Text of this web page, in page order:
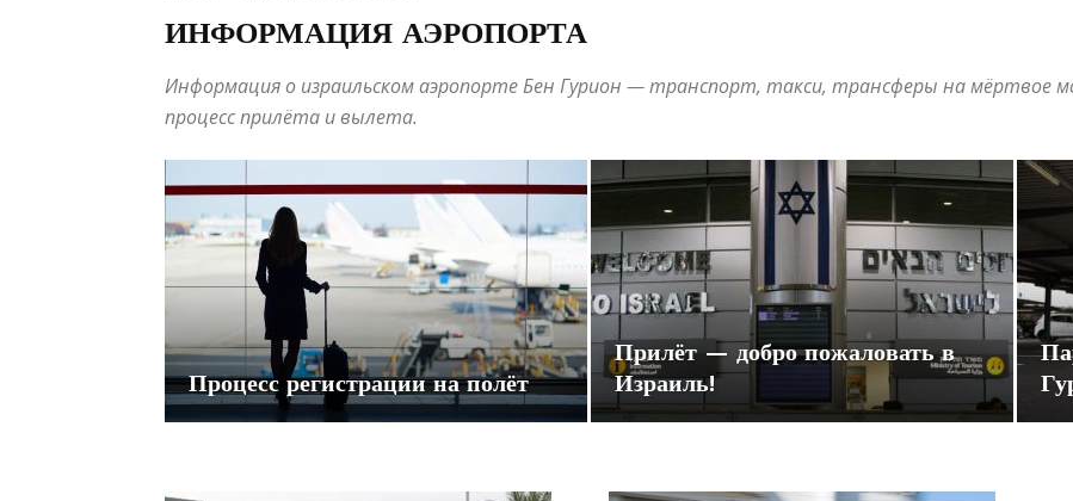
ИНФОРМАЦИЯ АЭРОПОРТА
Информация о израильском аэропорте Бен Гурион — транспорт, такси, трансферы на мёртвое
процесс прилёта и вылета.
Процесс регистрации на полёт
Прилёт — добро пожаловать в
Израиль!